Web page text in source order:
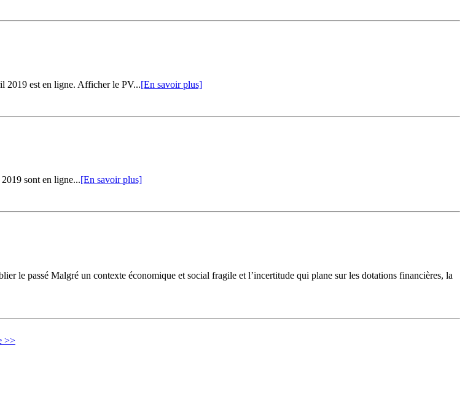
2019 est en ligne. Afficher le PV...[En savoir plus]
sont en ligne...[En savoir plus]
le passé Malgré un contexte économique et social fragile et l’incertitude qui plane sur les dotations financières, la
>>